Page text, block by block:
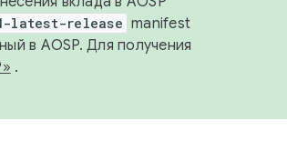
latest-release manifest
в AOSP. Для получения
.